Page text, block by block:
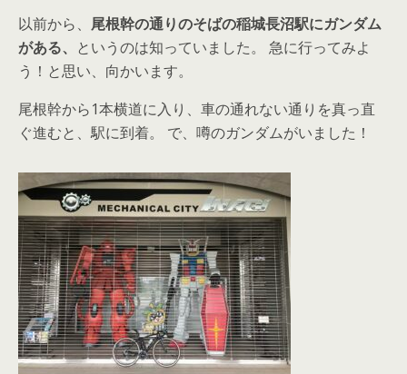
以前から、 尾根幹の通りのそばの稲城長沼駅にガンダム
がある、 というのは知っていました。 急に行ってみよ
う！と思い、向かいます。
尾根幹から1本横道に入り、車の通れない通りを真っ直
ぐ進むと、駅に到着。 で、噂のガンダムがいました！